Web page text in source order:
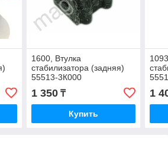
1600, Втулка
стабилизатора (задняя)
55513-3К000
1 350₸
Купить
1